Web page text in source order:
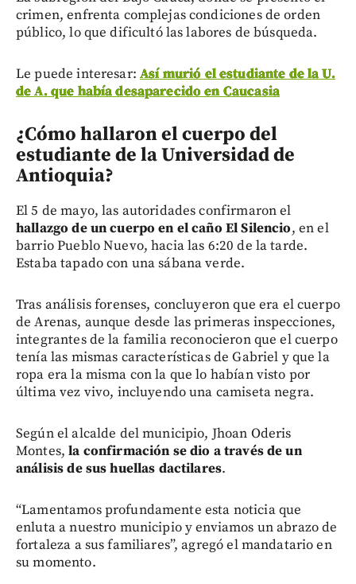
crimen, enfrenta complejas condiciones de orden
público, lo que dificultó las labores de búsqueda.
Le puede interesar: Así murió el estudiante de la U.
de A. que había desaparecido en Caucasia
¿Cómo hallaron el cuerpo del
estudiante de la Universidad de
Antioquia?
El 5 de mayo, las autoridades confirmaron el
hallazgo de un cuerpo en el caño El Silencio, en el
barrio Pueblo Nuevo, hacia las 6:20 de la tarde.
Estaba tapado con una sábana verde.
Tras análisis forenses, concluyeron que era el cuerpo
de Arenas, aunque desde las primeras inspecciones,
integrantes de la familia reconocieron que el cuerpo
tenía las mismas características de Gabriel y que la
ropa era la misma con la que lo habían visto por
última vez vivo, incluyendo una camiseta negra.
Según el alcalde del municipio, Jhoan Oderis
Montes,la confirmación se dio a través de un
análisis de sus huellas dactilares.
“Lamentamos profundamente esta noticia que
enluta a nuestro municipio y enviamos un abrazo de
fortaleza a sus familiares”, agregó el mandatario en
su momento.